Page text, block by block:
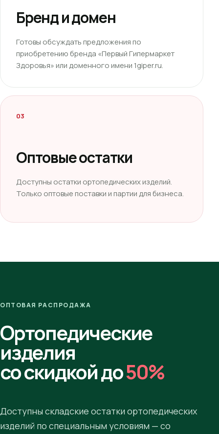
Бренд и домен
Готовы обсуждать предложения по
приобретению бренда «Первый Гипермаркет
Здоровья» или доменного имени 1giper.ru.
03
Оптовые остатки
Доступны остатки ортопедических изделий.
Только оптовые поставки и партии для бизнеса.
ОПТОВАЯ РАСПРОДАЖА
Ортопедические
изделия
со скидкой до50%
Доступны складские остатки ортопедических
изделий по специальным условиям — со